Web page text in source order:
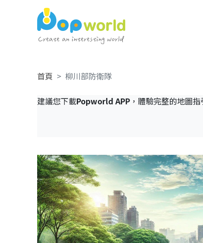
首頁 柳川部防衛隊
建議您下載Popworld APP，體驗完整的地圖指